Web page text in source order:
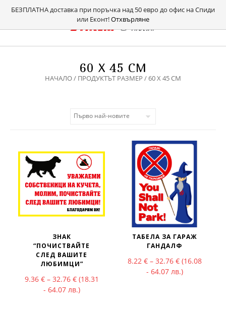
БЕЗПЛАТНА доставка при поръчка над 50 евро до офис на Спиди
или Еконт!Отхвърляне
60 X 45 СМ
НАЧАЛО/ ПРОДУКТЪТ РАЗМЕР / 60 X 45 СМ
ЗНАК
“ПОЧИСТВАЙТЕ
СЛЕД ВАШИТЕ
ЛЮБИМЦИ”
9.36 € – 32.76 €Price range: 9.36 € through 32.76 €
(18.31
- 64.07 лв.)
ТАБЕЛА ЗА ГАРАЖ
ГАНДАЛФ
8.22 € – 32.76 €Price range:
(16.08
- 64.07 лв.)